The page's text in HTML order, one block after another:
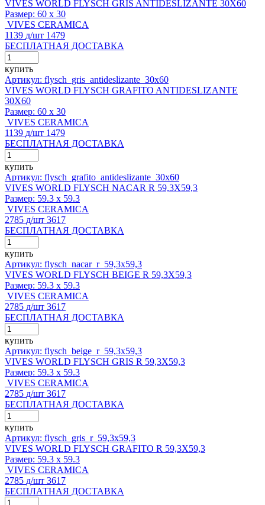
VIVES WORLD FLYSCH GRIS ANTIDESLIZANTE 30X60
Размер: 60 x 30
VIVES CERAMICA
1139 д/шт 1479
БЕСПЛАТНАЯ ДОСТАВКА
купить
Артикул: flysch_gris_antideslizante_30x60
VIVES WORLD FLYSCH GRAFITO ANTIDESLIZANTE
30X60
Размер: 60 x 30
VIVES CERAMICA
1139 д/шт 1479
БЕСПЛАТНАЯ ДОСТАВКА
купить
Артикул: flysch_grafito_antideslizante_30x60
VIVES WORLD FLYSCH NACAR R 59,3X59,3
Размер: 59.3 x 59.3
VIVES CERAMICA
2785 д/шт 3617
БЕСПЛАТНАЯ ДОСТАВКА
купить
Артикул: flysch_nacar_r_59,3x59,3
VIVES WORLD FLYSCH BEIGE R 59,3X59,3
Размер: 59.3 x 59.3
VIVES CERAMICA
2785 д/шт 3617
БЕСПЛАТНАЯ ДОСТАВКА
купить
Артикул: flysch_beige_r_59,3x59,3
VIVES WORLD FLYSCH GRIS R 59,3X59,3
Размер: 59.3 x 59.3
VIVES CERAMICA
2785 д/шт 3617
БЕСПЛАТНАЯ ДОСТАВКА
купить
Артикул: flysch_gris_r_59,3x59,3
VIVES WORLD FLYSCH GRAFITO R 59,3X59,3
Размер: 59.3 x 59.3
VIVES CERAMICA
2785 д/шт 3617
БЕСПЛАТНАЯ ДОСТАВКА